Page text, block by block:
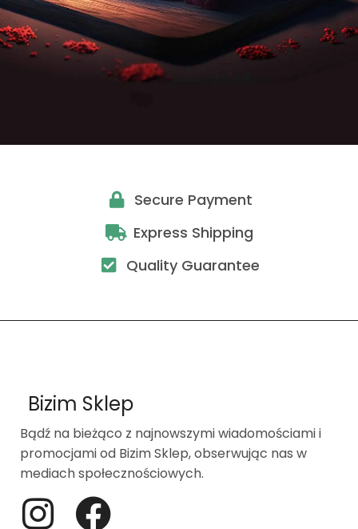
Secure Payment
Express Shipping
Quality Guarantee
Bizim Sklep
Bądź na bieżąco z najnowszymi wiadomościami i
promocjami od Bizim Sklep, obserwując nas w
mediach społecznościowych.